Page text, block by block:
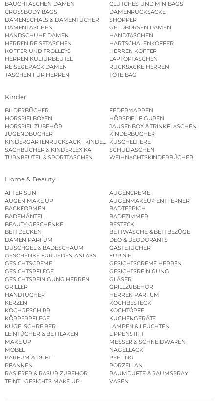
BAUCHTASCHEN DAMEN
CLUTCHES UND MINIBAGS
CROSSBODY BAGS
DAMENRUCKSÄCKE
DAMENSCHALS & DAMENTÜCHER
SHOPPER
DAMENTASCHEN
GELDBÖRSEN DAMEN
HANDSCHUHE DAMEN
HANDTASCHEN
HERREN REISETASCHEN
HARTSCHALENKOFFER
KOFFER UND TROLLEYS
HERREN KOFFER
HERREN KULTURBEUTEL
LAPTOPTASCHEN
REISEGEPÄCK DAMEN
RUCKSÄCKE HERREN
TASCHEN FÜR HERREN
TOTE BAG
Kinder
BILDERBÜCHER
FEDERMAPPEN
HÖRSPIELBOXEN
HÖRSPIEL FIGUREN
HÖRSPIEL ZUBEHÖR
JAUSENBOX & TRINKFLASCHEN
JUGENDBÜCHER
KINDERBÜCHER
KINDERGARTENRUCKSACK | KINDERGARTENBEUTEL
KUSCHELTIERE
SACHBÜCHER & KINDERLEXIKA
SCHULTASCHEN
TURNBEUTEL & SPORTTASCHEN
WEIHNACHTSKINDERBÜCHER
Home & Beauty
AFTER SUN
AUGENCREME
AUGEN MAKE UP
AUGENMAKEUP ENTFERNER
BACKFORMEN
BADTEPPICH
BADEMÄNTEL
BADEZIMMER
BEAUTY GESCHENKE
BESTECK
BETTDECKEN
BETTWÄSCHE & BETTBEZÜGE
DAMEN PARFUM
DEO & DEODORANTS
DUSCHGEL & BADESCHAUM
GÄSTETÜCHER
GESCHENKE FÜR JEDEN ANLASS
FÜR SIE
GESICHTSCREME
GESICHTSCREME HERREN
GESICHTSPFLEGE
GESICHTSREINIGUNG
GESICHTSREINIGUNG HERREN
GLÄSER
GRILLER
GRILLZUBEHÖR
HANDTÜCHER
HERREN PARFUM
KERZEN
KOCHBESTECK
KOCHGESCHIRR
KOCHTÖPFE
KÖRPERPFLEGE
KÜCHENGERÄTE
KUGELSCHREIBER
LAMPEN & LEUCHTEN
LEINTÜCHER & BETTLAKEN
LIPPENSTIFT
MAKE UP
MESSER & SCHNEIDWAREN
MÖBEL
NAGELLACK
PARFUM & DUFT
PEELING
PFANNEN
PORZELLAN
RASIERER & RASUR ZUBEHÖR
RAUMDÜFTE & RAUMSPRAY
TEINT | GESICHTS MAKE UP
VASEN